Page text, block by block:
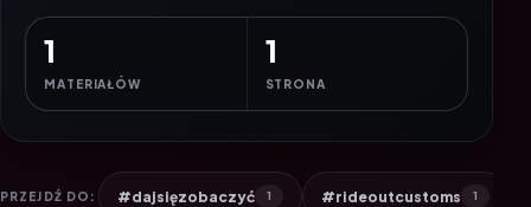
1
MATERIAŁÓW
1
STRONA
PRZEJDŹ DO: #dajsięzobaczyć 1 #rideoutcustoms 1